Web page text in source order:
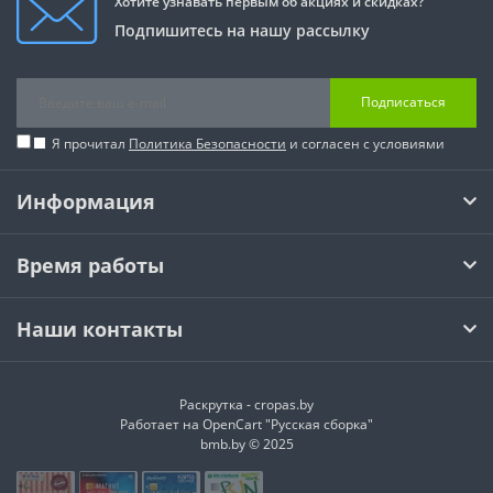
Подпишитесь на нашу рассылку
Подписаться
Я прочитал Политика Безопасности и согласен с условиями
Информация
Время работы
Наши контакты
Раскрутка -cropas.by
Работает на OpenCart "Русская сборка"
bmb.by © 2025